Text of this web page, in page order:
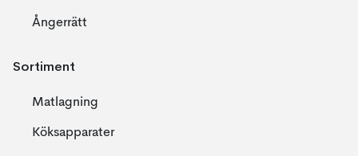
Ångerrätt
Sortiment
Matlagning
Köksapparater